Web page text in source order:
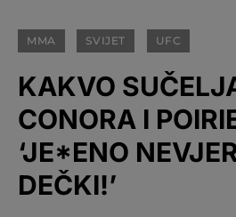
MMA SVIJET UFC
KAKVO
CONORA I
‘JE*ENO
DEČKI!’